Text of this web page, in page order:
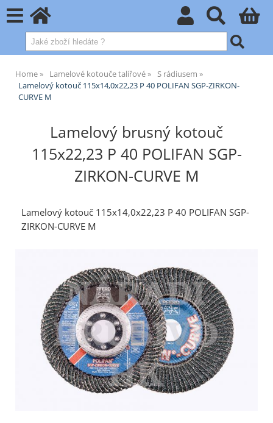
Home Lamelové kotouče talířové
S rádiusem
Lamelový kotouč 115x14,0x22,23 P 40 POLIFAN SGP-ZIRKON-
CURVE M
Lamelový brusný kotouč
115x22,23 P 40 POLIFAN SGP-
ZIRKON-CURVE M
Lamelový kotouč 115x14,0x22,23 P 40 POLIFAN SGP-
ZIRKON-CURVE M